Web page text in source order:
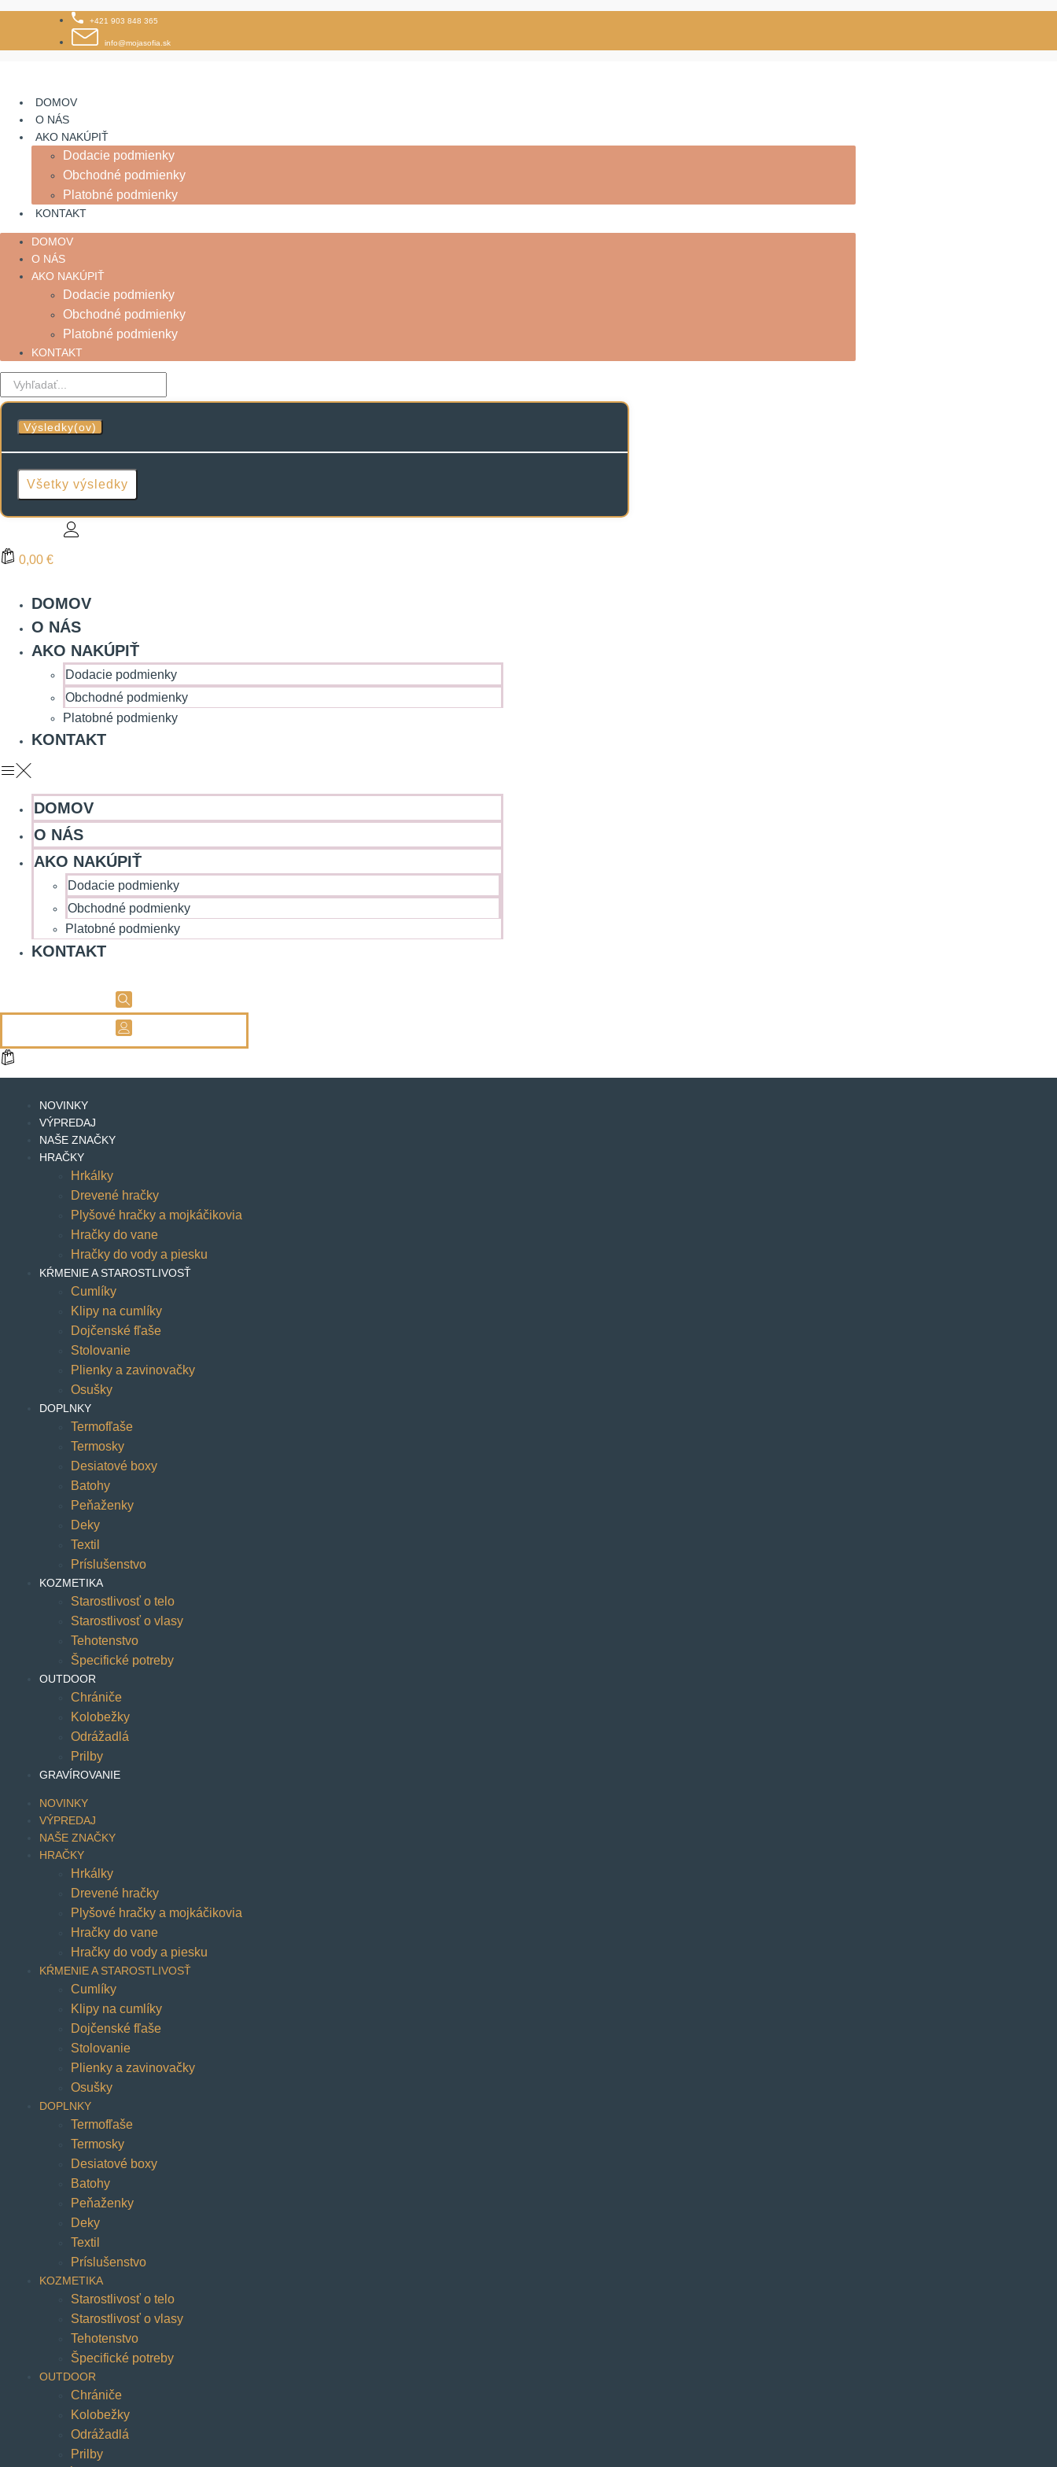
+421 903 848 365
info@mojasofia.sk
DOMOV
O NÁS
AKO NAKÚPIŤ
Dodacie podmienky
Obchodné podmienky
Platobné podmienky
KONTAKT
DOMOV
O NÁS
AKO NAKÚPIŤ
Dodacie podmienky
Obchodné podmienky
Platobné podmienky
KONTAKT
Search
...
Výsledky(ov)
Všetky výsledky
0,00 €
DOMOV
O NÁS
AKO NAKÚPIŤ
Dodacie podmienky
Obchodné podmienky
Platobné podmienky
KONTAKT
DOMOV
O NÁS
AKO NAKÚPIŤ
Dodacie podmienky
Obchodné podmienky
Platobné podmienky
KONTAKT
NOVINKY
VÝPREDAJ
NAŠE ZNAČKY
HRAČKY
Hrkálky
Drevené hračky
Plyšové hračky a mojkáčikovia
Hračky do vane
Hračky do vody a piesku
KŔMENIE A STAROSTLIVOSŤ
Cumlíky
Klipy na cumlíky
Dojčenské fľaše
Stolovanie
Plienky a zavinovačky
Osušky
DOPLNKY
Termofľaše
Termosky
Desiatové boxy
Batohy
Peňaženky
Deky
Textil
Príslušenstvo
KOZMETIKA
Starostlivosť o telo
Starostlivosť o vlasy
Tehotenstvo
Špecifické potreby
OUTDOOR
Chrániče
Kolobežky
Odrážadlá
Prilby
GRAVÍROVANIE
NOVINKY
VÝPREDAJ
NAŠE ZNAČKY
HRAČKY
Hrkálky
Drevené hračky
Plyšové hračky a mojkáčikovia
Hračky do vane
Hračky do vody a piesku
KŔMENIE A STAROSTLIVOSŤ
Cumlíky
Klipy na cumlíky
Dojčenské fľaše
Stolovanie
Plienky a zavinovačky
Osušky
DOPLNKY
Termofľaše
Termosky
Desiatové boxy
Batohy
Peňaženky
Deky
Textil
Príslušenstvo
KOZMETIKA
Starostlivosť o telo
Starostlivosť o vlasy
Tehotenstvo
Špecifické potreby
OUTDOOR
Chrániče
Kolobežky
Odrážadlá
Prilby